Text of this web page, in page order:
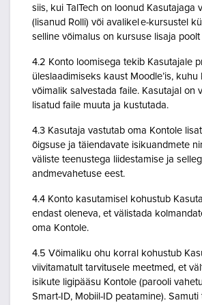
siis, kui TalTech on loonud Kasutajaga
(lisanud Rolli) või avalikel e-kursustel
selline võimalus on kursuse lisaja poolt
4.2 Konto loomisega tekib Kasutajale
üleslaadimiseks kaust Moodle’is, kuhu
võimalik salvestada faile. Kasutajal on
lisatud faile muuta ja kustutada.
4.3 Kasutaja vastutab oma Kontole
õigsuse ja täiendavate isikuandmete
väliste teenustega liidestamise ja
andmevahetuse eest.
4.4 Konto kasutamisel kohustub
endast oleneva, et välistada
oma Kontole.
4.5 Võimaliku ohu korral kohustub
viivitamatult tarvitusele meetmed, et
isikute ligipääsu Kontole (parooli
Smart-ID, Mobiil-ID peatamine).